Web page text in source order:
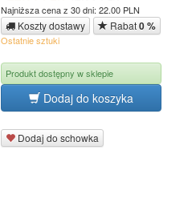
Najniższa cena z 30 dni: 22.00 PLN
Koszty dostawy Rabat0 %
Ostatnie sztuki
Produkt dostępny w sklepie
Dodaj do koszyka
Dodaj do schowka